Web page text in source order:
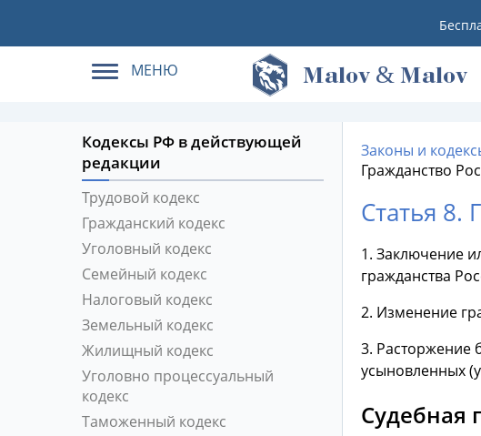
МЕНЮ Malov & Malov
Кодексы РФ в действующей
редакции
Трудовой кодекс
Гражданский кодекс
Уголовный кодекс
Семейный кодекс
Налоговый кодекс
Земельный кодекс
Жилищный кодекс
Уголовно процессуальный
кодекс
Таможенный кодекс
Законы и
Гражданство
Статья 8.
1. Заключение
гражданства
2. Изменение
3. Расторжение
усыновленных
Судебная